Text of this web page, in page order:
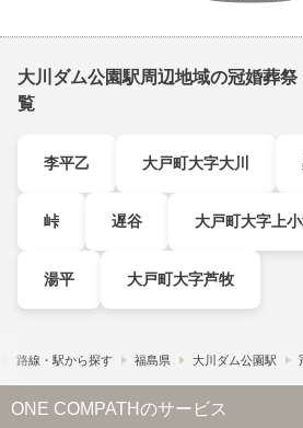
大川ダム公園駅周辺地域の冠婚葬
覧
李平乙 大戸町大字大川
峠 遅谷 大戸町大字上
湯平 大戸町大字芦牧
路線・駅から探す 福島県 大川ダム公園駅
ONE COMPATHのサービス